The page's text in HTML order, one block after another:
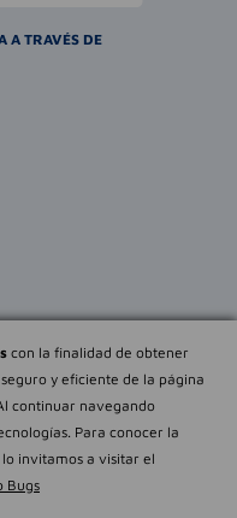
con la finalidad de obtener
y eficiente de la página
continuar navegando
Para conocer la
invitamos a visitar el
Bugs
A TRAVÉS DE